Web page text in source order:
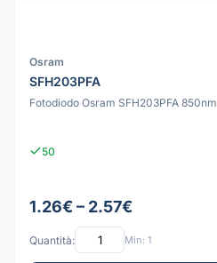
Osram
SFH203PFA
Fotodiodo Osram SFH203PFA 850nm
50
1.26€ – 2.57€
Quantità: Min: 1